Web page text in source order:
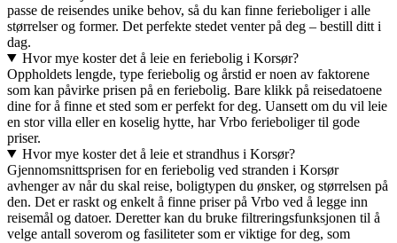
passe de reisendes unike behov, så du kan finne ferieboliger i alle
størrelser og former. Det perfekte stedet venter på deg – bestill ditt i
dag.
Hvor mye koster det å leie en feriebolig i Korsør?
Oppholdets lengde, type feriebolig og årstid er noen av faktorene
som kan påvirke prisen på en feriebolig. Bare klikk på reisedatoene
dine for å finne et sted som er perfekt for deg. Uansett om du vil leie
en stor villa eller en koselig hytte, har Vrbo ferieboliger til gode
priser.
Hvor mye koster det å leie et strandhus i Korsør?
Gjennomsnittsprisen for en feriebolig ved stranden i Korsør
avhenger av når du skal reise, boligtypen du ønsker, og størrelsen på
den. Det er raskt og enkelt å finne priser på Vrbo ved å legge inn
reisemål og datoer. Deretter kan du bruke filtreringsfunksjonen til å
velge antall soverom og fasiliteter som er viktige for deg, som